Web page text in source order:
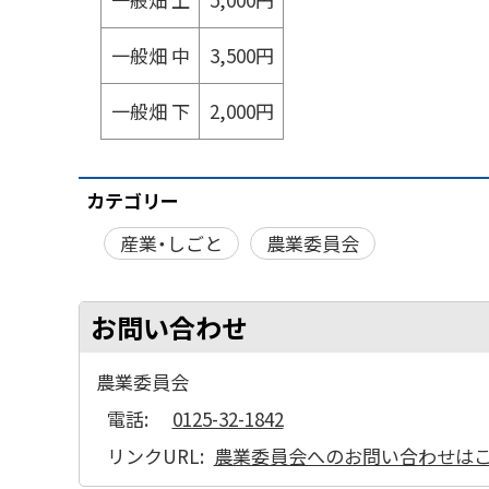
一般畑 中 3,500円
一般畑 下 2,000円
カテゴリー
産業・しごと
農業委員会
お問い合わせ
農業委員会
電話:
0125-32-1842
リンクURL: 農業委員会へのお問い合わせは